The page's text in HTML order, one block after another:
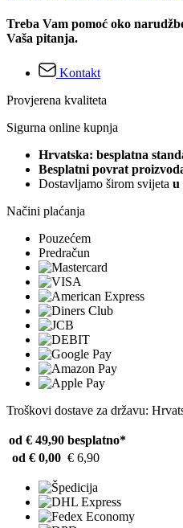
Treba Vam pomoć oko
Vaša pitanja.
Kontakt
Provjerena kvaliteta
Sigurna online kupnja
Hrvatska: besplatna
Besplatni povrat
Dostavljamo širom svijeta u
Načini plaćanja
Pouzećem
Predračun
Troškovi dostave za državu:
od € 49,90 besplatno*
od € 0,00 € 6,90